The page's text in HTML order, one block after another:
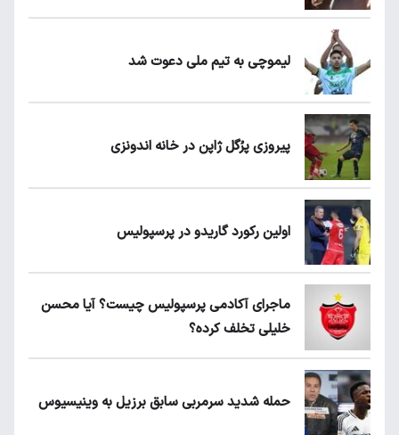
لیموچی به تیم ملی دعوت شد
پیروزی پرُگل ژاپن در خانه اندونزی
اولین رکورد گاریدو در پرسپولیس
ماجرای آکادمی پرسپولیس چیست؟ آیا محسن
خلیلی تخلف کرده؟
حمله شدید سرمربی سابق برزیل به وینیسیوس